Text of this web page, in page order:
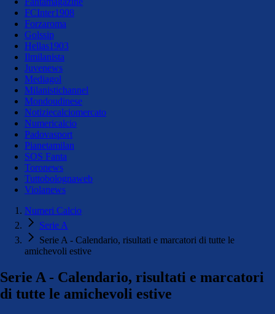
FCInter1908
Forzaroma
Golssip
Hellas1903
Ilmilanista
Juvenews
Mediagol
Milanistichannel
Mondoudinese
Notiziecalciomercato
Numericalcio
Padovasport
Pianetamilan
SOS Fanta
Toronews
Tuttobolognaweb
Violanews
Numeri Calcio
Serie A
Serie A - Calendario, risultati e marcatori di tutte le
amichevoli estive
Serie A - Calendario, risultati e marcatori
di tutte le amichevoli estive